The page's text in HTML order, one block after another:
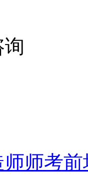
师考前